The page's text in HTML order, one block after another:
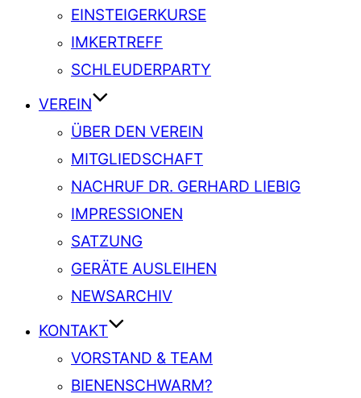
EINSTEIGERKURSE
IMKERTREFF
SCHLEUDERPARTY
VEREIN
ÜBER DEN VEREIN
MITGLIEDSCHAFT
NACHRUF DR. GERHARD LIEBIG
IMPRESSIONEN
SATZUNG
GERÄTE AUSLEIHEN
NEWSARCHIV
KONTAKT
VORSTAND & TEAM
BIENENSCHWARM?